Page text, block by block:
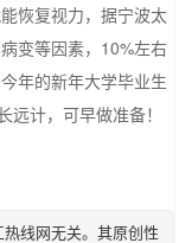
恢复视力，据宁波太
变等因素，10%左右
年的新年大学毕业生
计，可早做准备！
线网无关。其原创性